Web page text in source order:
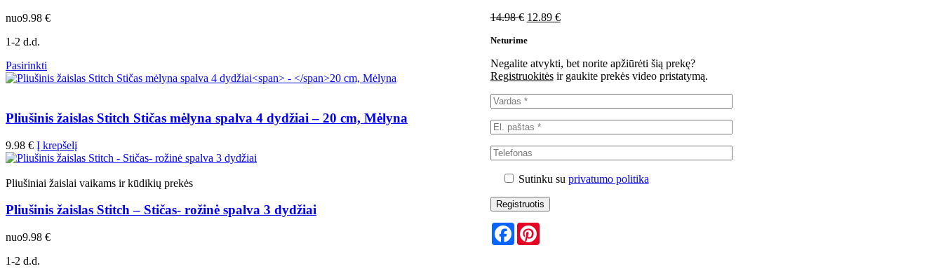
14.98€ Original
was:
12.89 €Current
Neturime
Negalite atvykti, bet norite apžiūrėti šią prekę?
Registruokitėsir gaukite prekės video pristatymą.
Sutinku su privatumo politika
FacebookPinterest
nuo9.98 €
1-2 d.d.
Pasirinkti
product
variants.
The
options
may
be
chosen
on
the
product
Pliušinis žaislas Stitch Stičas mėlyna spalva 4 dydžiai – 20 cm, Mėlyna
9.98 € Į krepšelį
Pliušiniai žaislai vaikams ir kūdikių prekės
Pliušinis žaislas Stitch – Stičas- rožinė spalva 3 dydžiai
nuo9.98 €
1-2 d.d.